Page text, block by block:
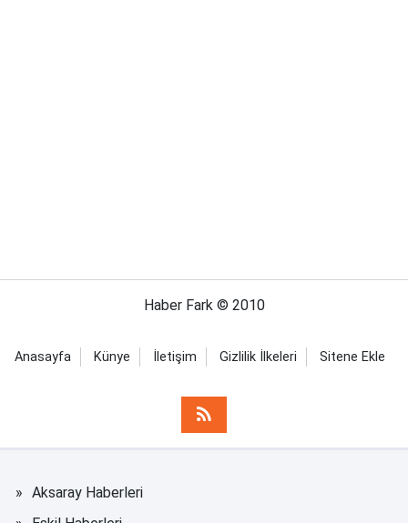
Haber Fark © 2010
Anasayfa Künye İletişim Gizlilik İlkeleri Sitene Ekle
Aksaray Haberleri